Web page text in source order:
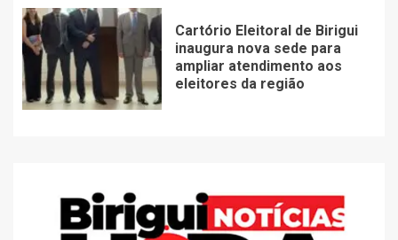
Cartório Eleitoral de Birigui
inaugura nova sede para
ampliar atendimento aos
eleitores da região